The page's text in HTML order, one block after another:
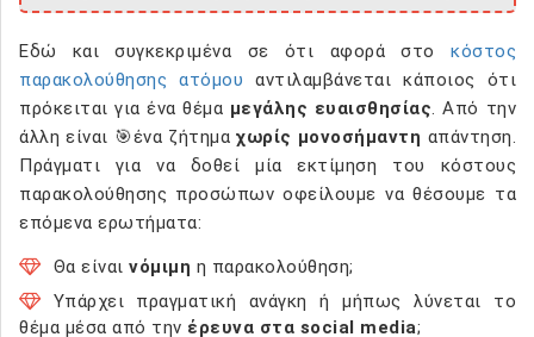
Εδώ και συγκεκριμένα σε ότι αφορά στο κόστος
παρακολούθησης ατόμου αντιλαμβάνεται κάποιος ότι
πρόκειται για ένα θέμα μεγάλης ευαισθησίας. Από την
άλλη είναι 🎯ένα ζήτημαχωρίς μονοσήμαντη απάντηση.
Πράγματι για να δοθεί μία εκτίμηση του κόστους
παρακολούθησης προσώπων οφείλουμε να θέσουμε τα
επόμενα ερωτήματα:
Θα είναι νόμιμη η παρακολούθηση;
Υπάρχει πραγματική ανάγκη ή μήπως λύνεται το
θέμα μέσα από την έρευνα στα social media;